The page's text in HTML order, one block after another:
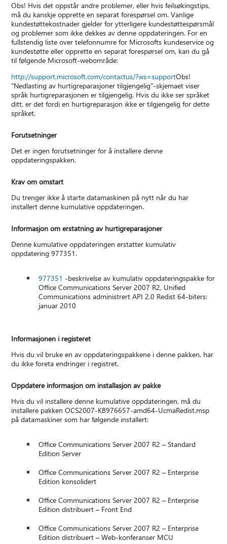
Obs! Hvis det oppstår andre problemer, eller hvis feilsøkingstips,
må du kanskje opprette en separat forespørsel om. Vanlige
kundestøttekostnader gjelder for ytterligere kundestøttespørsmål
og problemer som ikke dekkes av denne oppdateringen. For en
fullstendig liste over telefonnumre for Microsofts kundeservice og
kundestøtte eller opprette en separat forespørsel om, kan du gå
til følgende Microsoft-webområde:
http://support.microsoft.com/contactus/?ws=supportObs!
"Nedlasting av hurtigreparasjoner tilgjengelig"-skjemaet viser
språk hurtigreparasjonen er tilgjengelig. Hvis du ikke ser språket
ditt, er det fordi en hurtigreparasjon ikke er tilgjengelig for dette
språket.
Forutsetninger
Det er ingen forutsetninger for å installere denne
oppdateringspakken.
Krav om omstart
Du trenger ikke å starte datamaskinen på nytt når du har
installert denne kumulative oppdateringen.
Informasjon om erstatning av hurtigreparasjoner
Denne kumulative oppdateringen erstatter kumulativ
oppdatering 977351.
977351 -beskrivelse av kumulativ oppdateringspakke for
Office Communications Server 2007 R2, Unified
Communications administrert API 2.0 Redist 64-biters:
januar 2010
Informasjonen i registeret
Hvis du vil bruke en av oppdateringspakkene i denne pakken, har
du ikke foreta endringer i registret.
Oppdatere informasjon om installasjon av pakke
Hvis du vil installere denne kumulative oppdateringen, må du
installere pakken OCS2007-KB976657-amd64-UcmaRedist.msp
på datamaskiner som har følgende installert:
Office Communications Server 2007 R2 – Standard
Edition Server
Office Communications Server 2007 R2 – Enterprise
Edition konsolidert
Office Communications Server 2007 R2 – Enterprise
Edition distribuert – Front End
Office Communications Server 2007 R2 – Enterprise
Edition distribuert – Web-konferanser MCU